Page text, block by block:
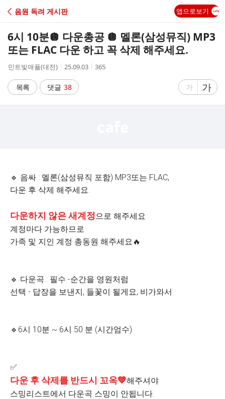
C
A
음원 독려 게시판 앱으로보기
6시 10분🪩 다운총공 🪩 멜론(삼성뮤직) MP3
또는 FLAC 다운 하고 꼭 삭제 해주세요.
작
자
민트빛애플(대전)
작
시
간
25.09.03
조
365
목록 댓글 38
글
가
글
자
가
🔹 음싸 : 멜론(삼성뮤직 포함) MP3또는 FLAC,
다운 후 삭제 해주세요.
다운하지 않은 새계정으로 해주세요
계정마다 가능하므로
가족 및 지인 계정 총동원 해주세요🔥
🔹 다운곡 : 필수 -순간을 영원처럼
선택 - 답장을 보낸지, 들꽃이 될게요, 비가와서
🔹️6시 10분 ~ 6시 50 분 (시간엄수)
✅
다운 후 삭제를 반드시 꼬옥💙해주셔야
스밍리스트에서 다운곡 스밍이 안됩니다.